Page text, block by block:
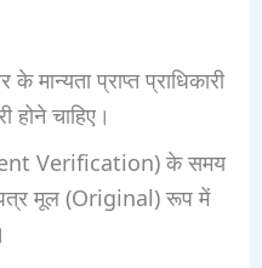
मान्यता प्राप्त प्राधिकारी
होने चाहिए।
Verification) के समय
पत्र मूल (Original) रूप में